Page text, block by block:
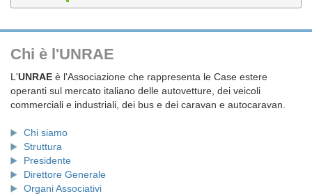
Chi è l'UNRAE
L'UNRAE è l'Associazione che rappresenta le Case estere
operanti sul mercato italiano delle autovetture, dei veicoli
commerciali e industriali, dei bus e dei caravan e autocaravan.
Chi siamo
Struttura
Presidente
Direttore Generale
Organi Associativi